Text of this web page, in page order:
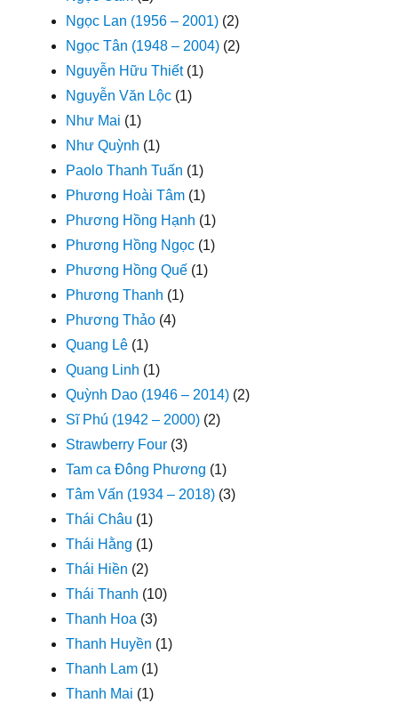
Ngọc Lan (1956 – 2001) (2)
Ngọc Tân (1948 – 2004) (2)
Nguyễn Hữu Thiết(1)
Nguyễn Văn Lộc (1)
Như Mai (1)
Như Quỳnh (1)
Paolo Thanh Tuấn (1)
Phương Hoài Tâm (1)
Phương Hồng Hạnh (1)
Phương Hồng Ngọc (1)
Phương Hồng Quế (1)
Phương Thanh (1)
Phương Thảo (4)
Quang Lê (1)
Quang Linh (1)
Quỳnh Dao (1946 – 2014) (2)
Sĩ Phú (1942 – 2000) (2)
Strawberry Four (3)
Tam ca Đông Phương (1)
Tâm Vấn (1934 – 2018) (3)
Thái Châu (1)
Thái Hằng (1)
Thái Hiền (2)
Thái Thanh (10)
Thanh Hoa (3)
Thanh Huyền (1)
Thanh Lam (1)
Thanh Mai (1)